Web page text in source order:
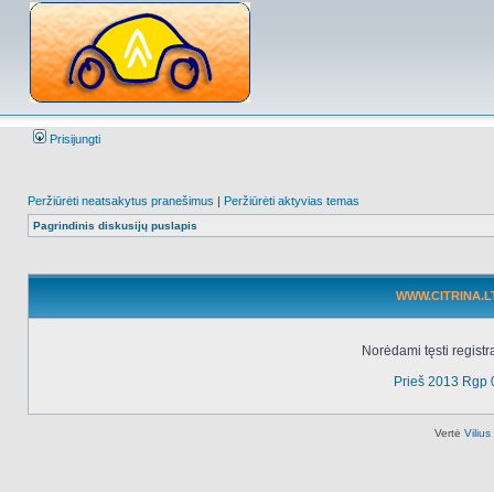
Prisijungti
Peržiūrėti neatsakytus pranešimus | Peržiūrėti aktyvias temas
Pagrindinis diskusijų puslapis
Norėdami tęsti
Prieš 2013 Rgp
Vertė Vilius